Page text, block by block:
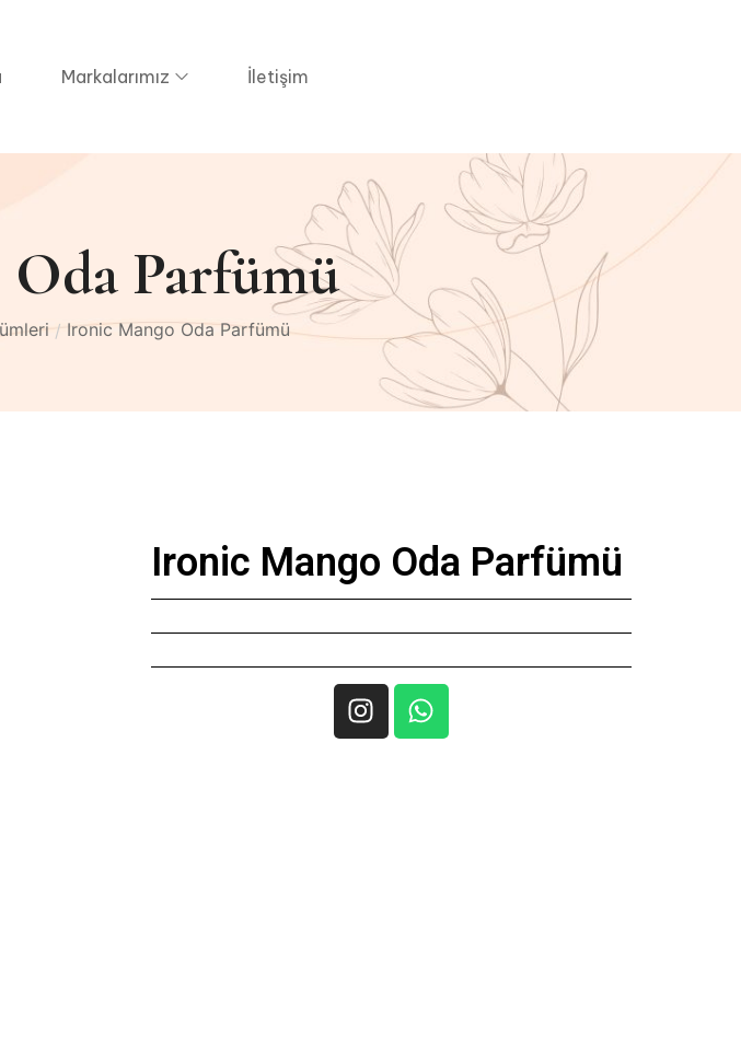
Markalarımız İletişim
Parfümü
/ Ironic Mango Oda Parfümü
Ironic Mango Oda Parfümü